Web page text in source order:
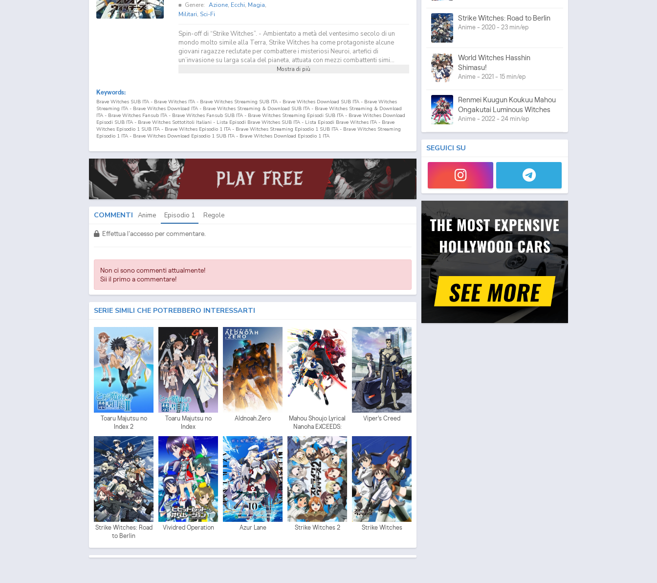
Genere: Azione, Ecchi, Magia,
Militari, Sci-Fi
Spin-off di “Strike Witches”. - Ambientato a metà del ventesimo secolo di un
mondo molto simile alla Terra, Strike Witches ha come protagoniste alcune
giovani ragazze reclutate per combattere i misteriosi Neuroi, artefici di
un’invasione su larga scala del pianeta, attuata con mezzi combattenti simi...
Mostra di più
Keywords:
Brave Witches SUB ITA - Brave Witches ITA - Brave Witches Streaming SUB ITA - Brave Witches Download SUB ITA - Brave Witches
Streaming ITA - Brave Witches Download ITA - Brave Witches Streaming & Download SUB ITA - Brave Witches Streaming & Download
ITA - Brave Witches Fansub ITA - Brave Witches Fansub SUB ITA - Brave Witches Streaming Episodi SUB ITA - Brave Witches Download
Episodi SUB ITA - Brave Witches Sottotitoli Italiani - Lista Episodi Brave Witches SUB ITA - Lista Episodi Brave Witches ITA - Brave
Witches Episodio 1 SUB ITA - Brave Witches Episodio 1 ITA - Brave Witches Streaming Episodio 1 SUB ITA - Brave Witches Streaming
Episodio 1 ITA - Brave Witches Download Episodio 1 SUB ITA - Brave Witches Download Episodio 1 ITA
COMMENTI Anime Episodio 1 Regole
Effettua l'accesso per commentare.
Non ci sono commenti attualmente!
Sii il primo a commentare!
SERIE SIMILI CHE POTREBBERO INTERESSARTI
Toaru Majutsu no
Index 2
Toaru Majutsu no
Index
Aldnoah.Zero
Mahou Shoujo Lyrical
Nanoha EXCEEDS:
Gun Blaze Vengeance
Viper's Creed
Strike Witches: Road
to Berlin
Vividred Operation Azur Lane Strike Witches 2 Strike Witches
Strike Witches: Road to Berlin
Anime - 2020 - 23 min/ep
World Witches Hasshin
Shimasu!
Anime - 2021 - 15 min/ep
Renmei Kuugun Koukuu Mahou
Ongakutai Luminous Witches
Anime - 2022 - 24 min/ep
SEGUICI SU